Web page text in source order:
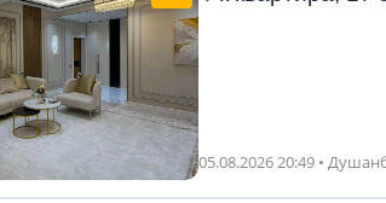
05.08.2026 20:49 •